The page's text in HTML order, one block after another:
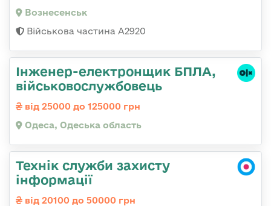
Вознесенськ
Військова частина А2920
Інженер-електронщик БПЛА,
військовослужбовець
від 25000 до 125000 грн
Одеса, Одеська область
Технік служби захисту
інформації
від 20100 до 50000 грн